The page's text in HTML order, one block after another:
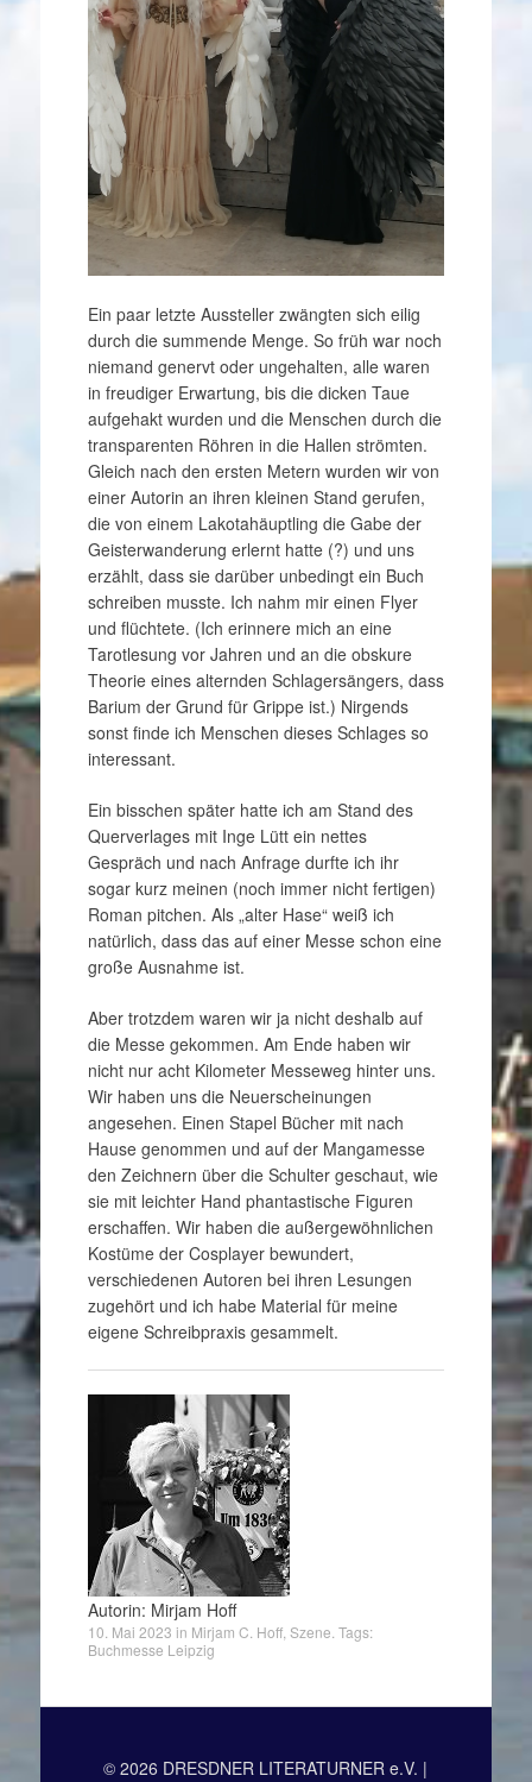
Ein paar letzte Aussteller zwängten sich eilig
durch die summende Menge. So früh war noch
niemand genervt oder ungehalten, alle waren
in freudiger Erwartung, bis die dicken Taue
aufgehakt wurden und die Menschen durch die
transparenten Röhren in die Hallen strömten.
Gleich nach den ersten Metern wurden wir von
einer Autorin an ihren kleinen Stand gerufen,
die von einem Lakotahäuptling die Gabe der
Geisterwanderung erlernt hatte (?) und uns
erzählt, dass sie darüber unbedingt ein Buch
schreiben musste. Ich nahm mir einen Flyer
und flüchtete. (Ich erinnere mich an eine
Tarotlesung vor Jahren und an die obskure
Theorie eines alternden Schlagersängers, dass
Barium der Grund für Grippe ist.) Nirgends
sonst finde ich Menschen dieses Schlages so
interessant.
Ein bisschen später hatte ich am Stand des
Querverlages mit Inge Lütt ein nettes
Gespräch und nach Anfrage durfte ich ihr
sogar kurz meinen (noch immer nicht fertigen)
Roman pitchen. Als „alter Hase“ weiß ich
natürlich, dass das auf einer Messe schon eine
große Ausnahme ist.
Aber trotzdem waren wir ja nicht deshalb auf
die Messe gekommen. Am Ende haben wir
nicht nur acht Kilometer Messeweg hinter uns.
Wir haben uns die Neuerscheinungen
angesehen. Einen Stapel Bücher mit nach
Hause genommen und auf der Mangamesse
den Zeichnern über die Schulter geschaut, wie
sie mit leichter Hand phantastische Figuren
erschaffen. Wir haben die außergewöhnlichen
Kostüme der Cosplayer bewundert,
verschiedenen Autoren bei ihren Lesungen
zugehört und ich habe Material für meine
eigene Schreibpraxis gesammelt.
Autorin: Mirjam Hoff
10. Mai 2023 in Mirjam C. Hoff, Szene . Tags:
Buchmesse Leipzig
© 2026 DRESDNER LITERATURNER e.V. |